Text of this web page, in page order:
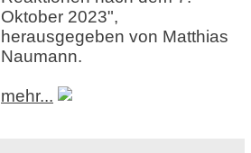
Oktober 2023",
herausgegeben von Matthias
Naumann.
mehr...